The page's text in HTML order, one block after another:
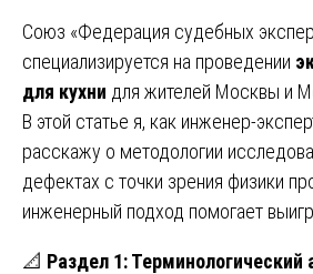
Союз «Федерация судебных
специализируется на проведении
для кухни для жителей Москвы и
В этой статье я, как инженер-
расскажу о методологии
дефектах с точки зрения физики
инженерный подход помогает
📐 Раздел 1: Терминологический